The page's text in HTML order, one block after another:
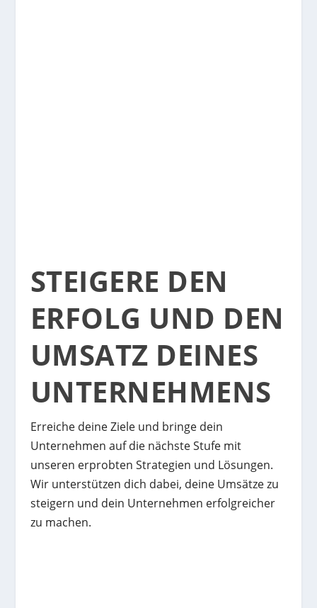
STEIGERE DEN
ERFOLG UND DEN
UMSATZ DEINES
UNTERNEHMENS
Erreiche deine Ziele und bringe dein
Unternehmen auf die nächste Stufe mit
unseren erprobten Strategien und Lösungen.
Wir unterstützen dich dabei, deine Umsätze zu
steigern und dein Unternehmen erfolgreicher
zu machen.